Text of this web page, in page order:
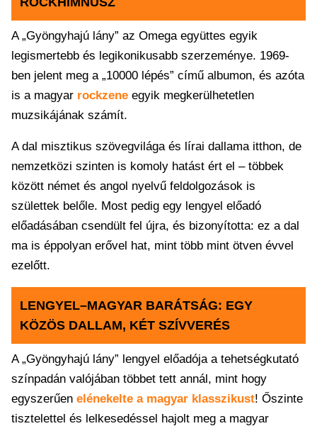
A „Gyöngyhajú lány” az Omega együttes egyik
legismertebb és legikonikusabb szerzeménye. 1969-
ben jelent meg a „10000 lépés” című albumon, és azóta
is a magyar rockzene egyik megkerülhetetlen
muzsikájának számít.
A dal misztikus szövegvilága és lírai dallama itthon, de
nemzetközi szinten is komoly hatást ért el – többek
között német és angol nyelvű feldolgozások is
születtek belőle. Most pedig egy lengyel előadó
előadásában csendült fel újra, és bizonyította: ez a dal
ma is éppolyan erővel hat, mint több mint ötven évvel
ezelőtt.
LENGYEL–MAGYAR BARÁTSÁG: EGY
KÖZÖS DALLAM, KÉT SZÍVVERÉS
A „Gyöngyhajú lány” lengyel előadója a tehetségkutató
színpadán valójában többet tett annál, mint hogy
egyszerűen elénekelte a magyar klasszikust! Őszinte
tisztelettel és lelkesedéssel hajolt meg a magyar